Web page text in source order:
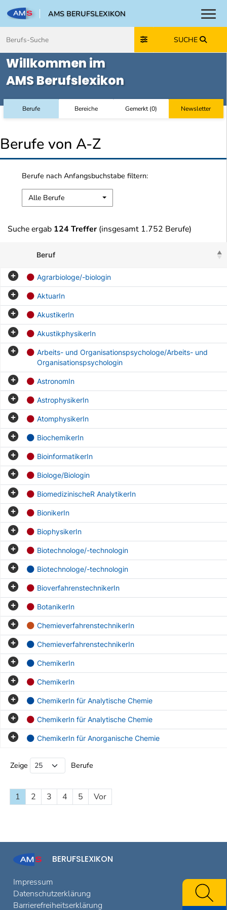
AMS BERUFSLEXIKON
SUCHE
Willkommen im
AMS Berufslexikon
Berufe Bereiche Gemerkt(0) Newsletter
Berufe von A-Z
Berufe nach Anfangsbuchstabe filtern:
Alle Berufe
Suche ergab 124 Treffer (insgesamt 1.752 Berufe)
Beruf
Agrarbiologe/-biologin
AktuarIn
AkustikerIn
AkustikphysikerIn
Arbeits- und Organisationspsychologe/Arbeits- und
Organisationspsychologin
AstronomIn
AstrophysikerIn
AtomphysikerIn
BiochemikerIn
BioinformatikerIn
Biologe/Biologin
BiomedizinischeR AnalytikerIn
BionikerIn
BiophysikerIn
Biotechnologe/-technologin
Biotechnologe/-technologin
BioverfahrenstechnikerIn
BotanikerIn
ChemieverfahrenstechnikerIn
ChemieverfahrenstechnikerIn
ChemikerIn
ChemikerIn
ChemikerIn für Analytische Chemie
ChemikerIn für Analytische Chemie
ChemikerIn für Anorganische Chemie
Zeige Berufe
1 2 3 4 5 Vor
BERUFSLEXIKON
Impressum
Datenschutzerklärung
Barrierefreiheitserklärung